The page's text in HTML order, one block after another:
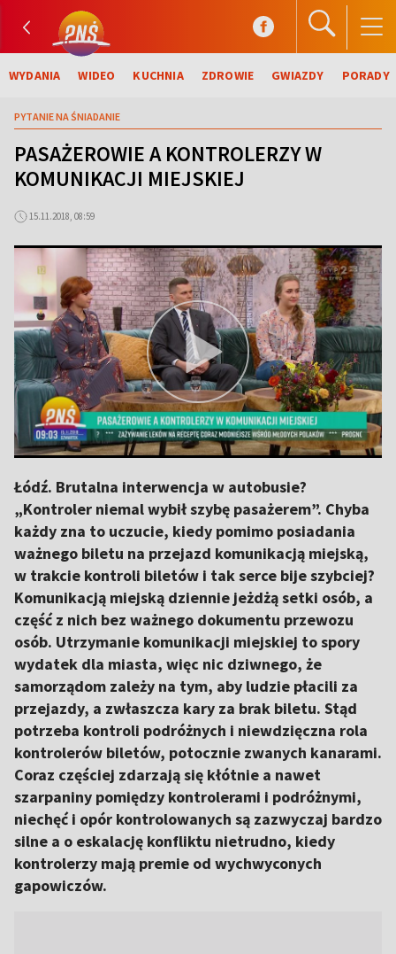
WYDANIA WIDEO KUCHNIA ZDROWIE GWIAZDY PORADY
PYTANIE NA ŚNIADANIE
PASAŻEROWIE A KONTROLERZY W
KOMUNIKACJI MIEJSKIEJ
15.11.2018, 08:59
Łódź. Brutalna interwencja w autobusie?
„Kontroler niemal wybił szybę pasażerem”. Chyba
każdy zna to uczucie, kiedy pomimo posiadania
ważnego biletu na przejazd komunikacją miejską,
w trakcie kontroli biletów i tak serce bije szybciej?
Komunikacją miejską dziennie jeżdżą setki osób, a
część z nich bez ważnego dokumentu przewozu
osób. Utrzymanie komunikacji miejskiej to spory
wydatek dla miasta, więc nic dziwnego, że
samorządom zależy na tym, aby ludzie płacili za
przejazdy, a zwłaszcza kary za brak biletu. Stąd
potrzeba kontroli podróżnych i niewdzięczna rola
kontrolerów biletów, potocznie zwanych kanarami.
Coraz częściej zdarzają się kłótnie a nawet
szarpaniny pomiędzy kontrolerami i podróżnymi,
niechęć i opór kontrolowanych są zazwyczaj bardzo
silne a o eskalację konfliktu nietrudno, kiedy
kontrolerzy mają premie od wychwyconych
gapowiczów.